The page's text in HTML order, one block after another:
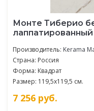
Монте Тиберио
лаппатированный
Производитель: Kerama
Страна: Россия
Форма: Квадрат
Размер: 119,5x119,5 см.
7 256 руб.